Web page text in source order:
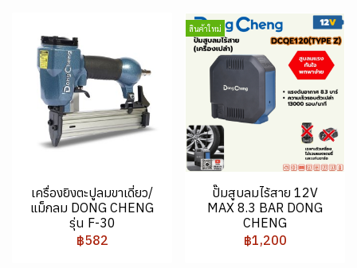
เครื่องยิงตะปูลมขาเดี่ยว/
แม็กลม DONG CHENG
รุ่น F-30
฿582
สินค้าใหม่
ปั๊มสูบลมไร้สาย 12V
MAX 8.3 BAR DONG
CHENG
฿1,200